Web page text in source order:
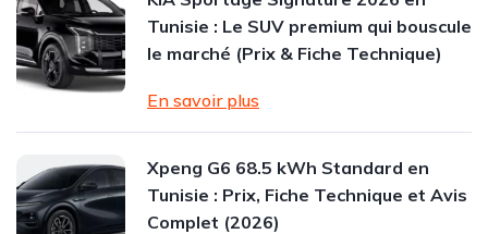
Tunisie : Le SUV premium qui bouscule
le marché (Prix & Fiche Technique)
En savoir plus
Xpeng G6 68.5 kWh Standard en
Tunisie : Prix, Fiche Technique et Avis
Complet (2026)